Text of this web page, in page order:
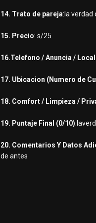
14. Trato de pareja:la verdad
15. Precio: s/25
16.Telefono / Anuncia / Local
17. Ubicacion (Numero de
18. Comfort / Limpieza /
19. Puntaje Final (0/10)
20. Comentarios Y Datos
de antes